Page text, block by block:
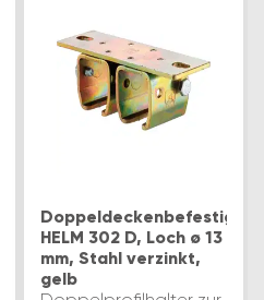
HELM 302 D, Loch ø 13
mm, Stahl verzinkt,
gelb